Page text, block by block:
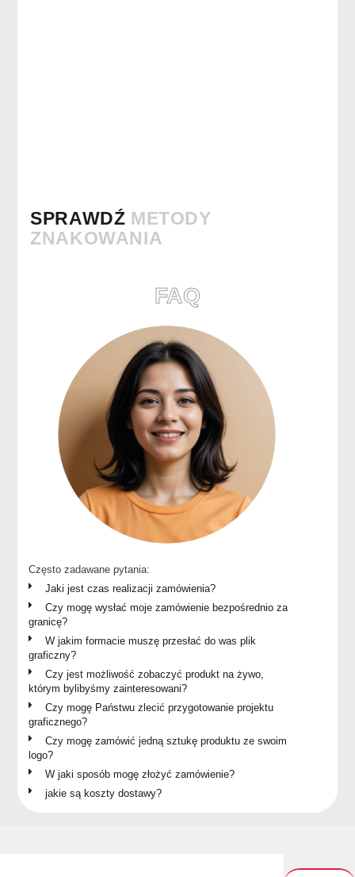
SPRAWDŹ METODY
ZNAKOWANIA
FAQ
Często zadawane pytania:
Jaki jest czas realizacji zamówienia?
Czy mogę wysłać moje zamówienie bezpośrednio za
granicę?
W jakim formacie muszę przesłać do was plik
graficzny?
Czy jest możliwość zobaczyć produkt na żywo,
którym bylibyśmy zainteresowani?
Czy mogę Państwu zlecić przygotowanie projektu
graficznego?
Czy mogę zamówić jedną sztukę produktu ze swoim
logo?
W jaki sposób mogę złożyć zamówienie?
jakie są koszty dostawy?